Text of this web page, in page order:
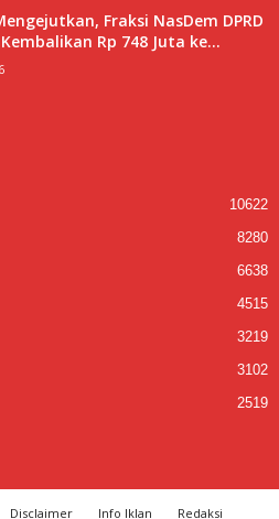
Fraksi NasDem DPRD
Rp 748 Juta ke...
10622
8280
6638
4515
3219
3102
2519
Disclaimer Info Iklan Redaksi